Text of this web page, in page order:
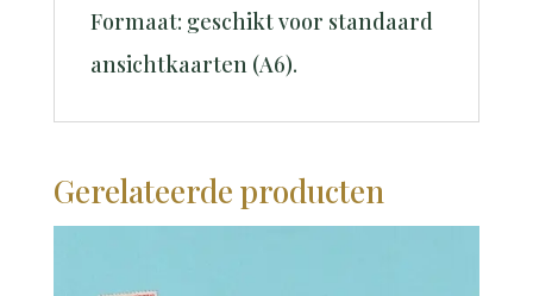
Formaat: geschikt voor standaard
ansichtkaarten (A6).
Gerelateerde producten